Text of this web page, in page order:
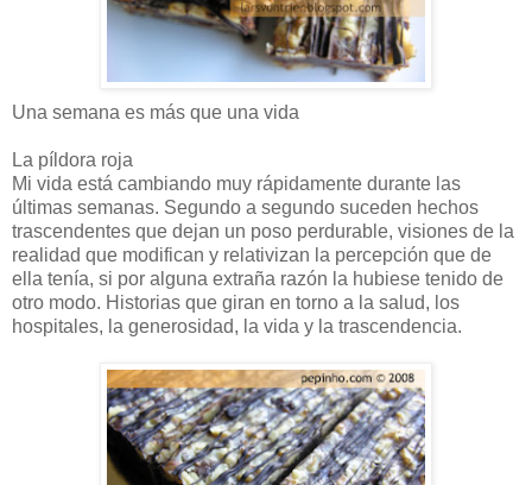
Una semana es más que una vida
La píldora roja
Mi vida está cambiando muy rápidamente durante las
últimas semanas. Segundo a segundo suceden hechos
trascendentes que dejan un poso perdurable, visiones de la
realidad que modifican y relativizan la percepción que de
ella tenía, si por alguna extraña razón la hubiese tenido de
otro modo. Historias que giran en torno a la salud, los
hospitales, la generosidad, la vida y la trascendencia.